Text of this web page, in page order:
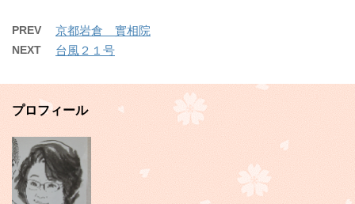
PREV 京都岩倉 實相院
NEXT 台風２１号
プロフィール